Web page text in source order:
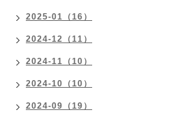
2025-01（16）
2024-12（11）
2024-11（10）
2024-10（10）
2024-09（19）